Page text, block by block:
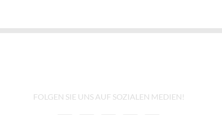
FOLGEN SIE UNS AUF SOZIALEN MEDIEN!